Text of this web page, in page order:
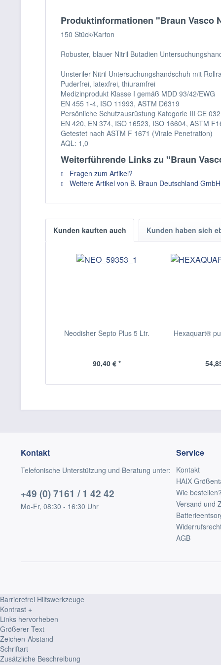
Produktinformationen "Braun Vasco
150 Stück/Karton
Robuster, blauer Nitril Butadien
Unsteriler Nitril Untersuchungshandschuh mit
Puderfrei, latexfrei, thiuramfrei
Medizinprodukt Klasse I gemäß MDD 93/42/EWG
EN 455 1-4, ISO 11993, ASTM D6319
Persönliche Schutzausrüstung Kategorie III CE
EN 420, EN 374, ISO 16523, ISO 16604, ASTM
Getestet nach ASTM F 1671 (Virale Penetration)
AQL: 1,0
Weiterführende Links zu "Braun
Fragen zum Artikel?
Weitere Artikel von B. Braun Deutschland
Kunden kauften auch Kunden haben sich
Neodisher Septo Plus 5 Ltr.
90,40 € *
Hexaquart®
Kontakt
Telefonische Unterstützung und Beratung unter:
+49 (0) 7161 / 1 42 42
Mo-Fr, 08:30 - 16:30 Uhr
Service
Kontakt
HAIX
Wie bestellen?
Versand und
AGB
Barrierefrei Hilfswerkzeuge
Kontrast +
Links hervorheben
Größerer Text
Zeichen-Abstand
Schriftart
Zusätzliche Beschreibung